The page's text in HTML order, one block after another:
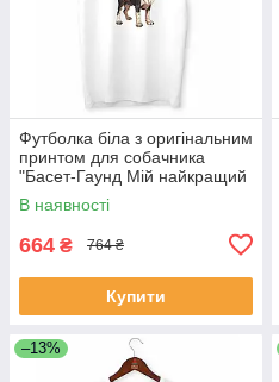
Футболка біла з оригінальним
принтом для собачника
"Басет-Гаунд Мій найкращий
друг" Push IT
В наявності
664 ₴ 764 ₴
Купити
–13%